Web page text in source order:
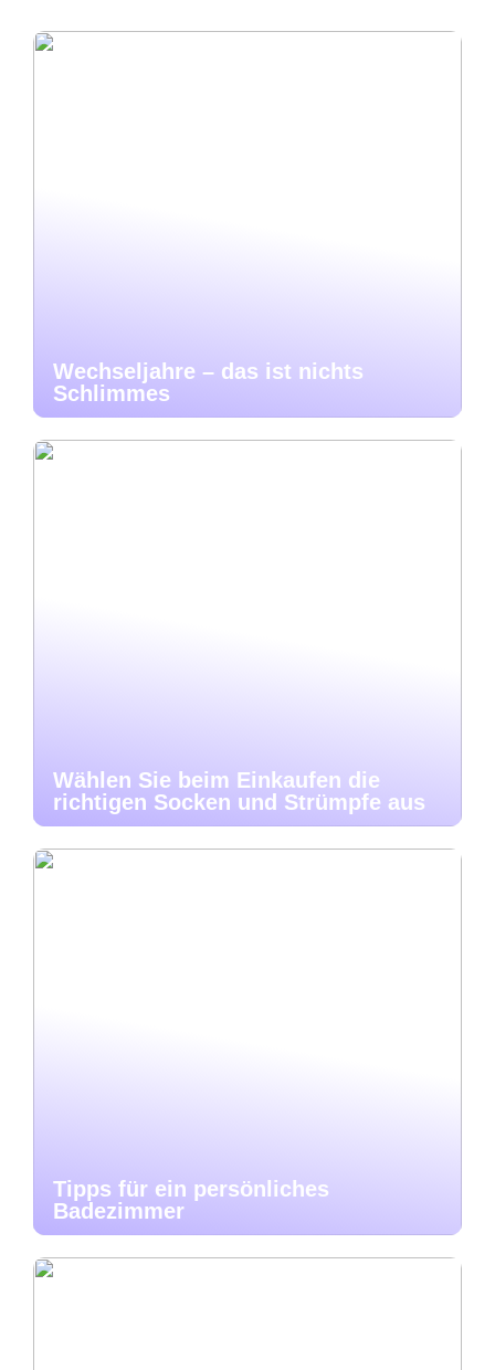
Wechseljahre – das ist nichts
Schlimmes
Wählen Sie beim Einkaufen die
richtigen Socken und Strümpfe aus
Tipps für ein persönliches
Badezimmer